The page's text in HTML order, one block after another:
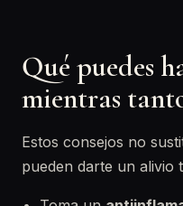
Qué puedes
mientras
Estos consejos no
pueden darte un alivio